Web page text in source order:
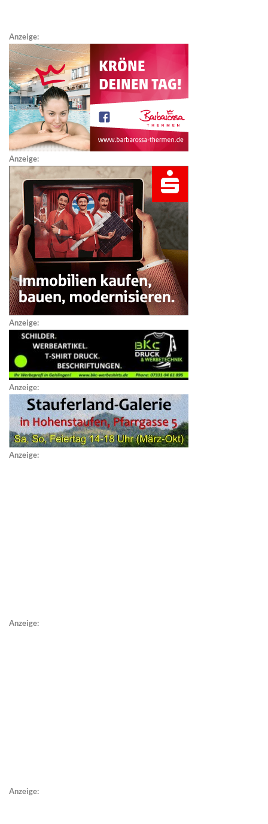
Anzeige:
Anzeige:
Anzeige:
Anzeige:
Anzeige:
Anzeige:
Anzeige: